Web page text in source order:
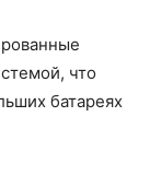
что
батареях